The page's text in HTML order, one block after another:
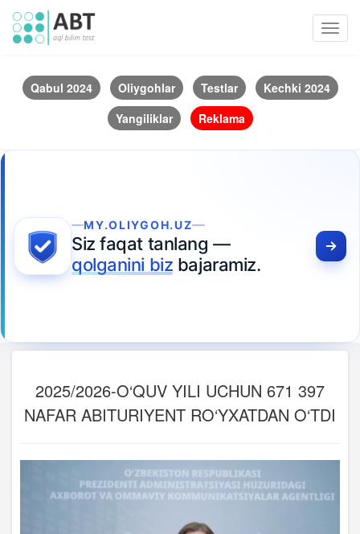
Qabul 2024 Oliygohlar Testlar
Kechki 2024
Yangiliklar
Reklama
MY.OLIYGOH.UZ
Siz faqat tanlang —
qolganini biz bajaramiz.
2025/2026-O‘QUV YILI UCHUN 671 397
NAFAR ABITURIYENT RO‘YXATDAN O‘TDI